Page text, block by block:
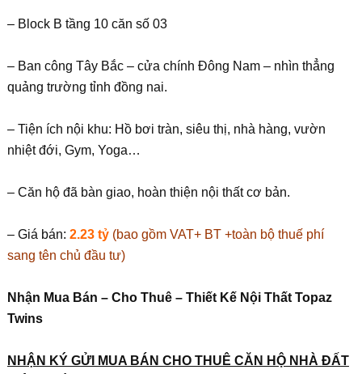
– Block B tầng 10 căn số 03
– Ban công Tây Bắc – cửa chính Đông Nam – nhìn thẳng
quảng trường tỉnh đồng nai.
– Tiện ích nội khu: Hồ bơi tràn, siêu thị, nhà hàng, vườn
nhiệt đới, Gym, Yoga…
– Căn hộ đã bàn giao, hoàn thiện nội thất cơ bản.
– Giá bán: 2.23 tỷ (bao gồm VAT+ BT +toàn bộ thuế phí
sang tên chủ đầu tư)
Nhận Mua Bán – Cho Thuê – Thiết Kế Nội Thất Topaz
Twins
NHẬ N KÝ GỬI MUA BÁN CHO THUÊ CĂ N HỘNHÀ ĐẤT